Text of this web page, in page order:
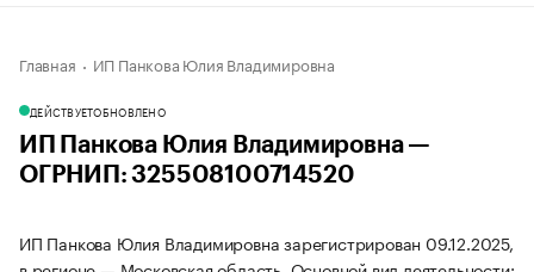
Главная ИП Панкова Юлия Владимировна
ДЕЙСТВУЕТОБНОВЛЕНО
ИП Панкова Юлия Владимировна —
ОГРНИП: 325508100714520
ИП Панкова Юлия Владимировна зарегистрирован 09.12.2025,